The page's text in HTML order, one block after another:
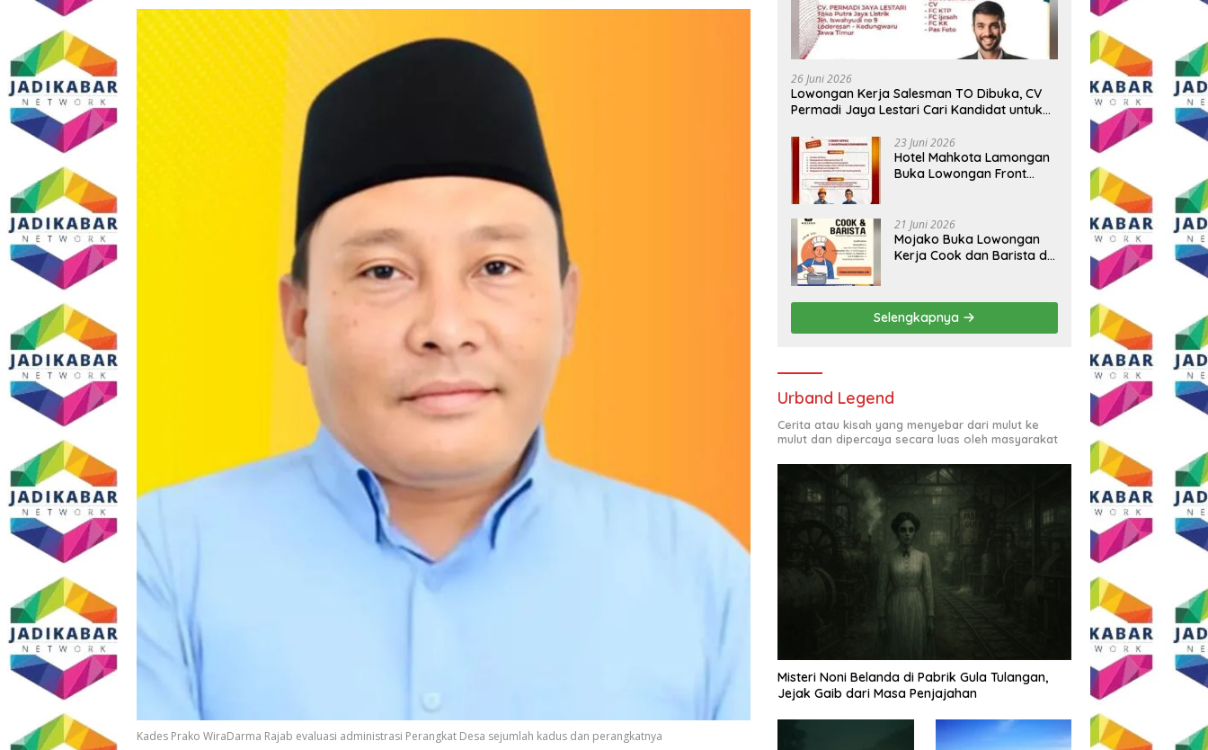
Kades Prako WiraDarma Rajab evaluasi administrasi Perangkat Desa sejumlah kadus dan perangkatnya
26 Juni 2026
Lowongan Kerja Salesman TO Dibuka, CV
Permadi Jaya Lestari Cari Kandidat untuk
23 Juni 2026
Hotel Mahkota Lamongan
Buka Lowongan Front
Syaratnya
21 Juni 2026
Mojako Buka Lowongan
Kerja Cook dan Barista di
Selengkapnya
Urband Legend
Cerita atau kisah yang menyebar dari mulut ke
mulut dan dipercaya secara luas oleh masyarakat
Misteri Noni Belanda di Pabrik Gula Tulangan,
Jejak Gaib dari Masa Penjajahan